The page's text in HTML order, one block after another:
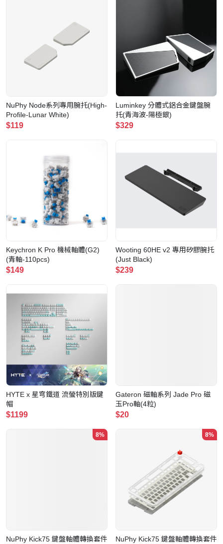
NuPhy Node系列專用腕托(High-
Profile-Lunar White)
$119
Luminkey 分體式鋁合金鍵盤腕
托(青海波-陽極銀)
$329
Keychron K Pro 機械軸體(G2)
(青軸-110pcs)
$149
Wooting 60HE v2 專用矽膠腕托
(Just Black)
$239
HYTE x 星穹鐵道 流螢特別版鍵
帽
$1199
Gateron 磁軸系列 Jade Pro 磁
玉Pro軸(4粒)
$20
8%
NuPhy Kick75 鍵盤軸體轉換套件
8%
NuPhy Kick75 鍵盤軸體轉換套件